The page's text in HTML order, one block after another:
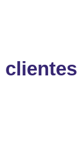
clientes